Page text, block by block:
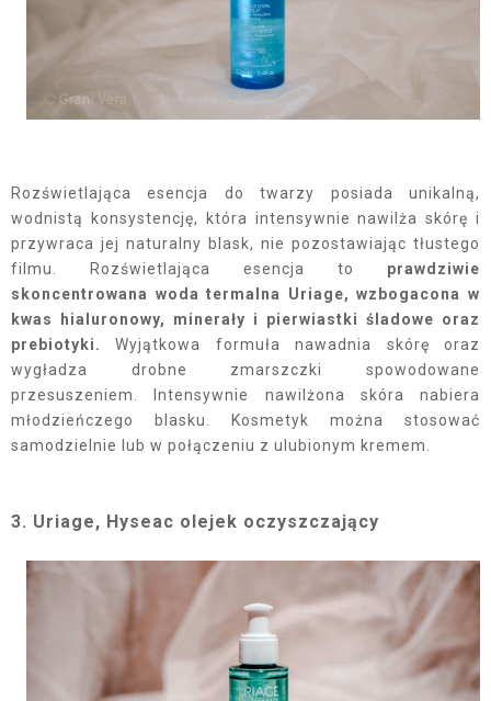
Rozświetlająca esencja do twarzy posiada unikalną,
wodnistą konsystencję, która intensywnie nawilża skórę i
przywraca jej naturalny blask, nie pozostawiając tłustego
filmu. Rozświetlająca esencja to prawdziwie
skoncentrowana woda termalna Uriage, wzbogacona w
kwas hialuronowy, minerały i pierwiastki śladowe oraz
prebiotyki.
Wyjątkowa formuła nawadnia skórę oraz
wygładza drobne zmarszczki spowodowane
przesuszeniem. Intensywnie nawilżona skóra nabiera
młodzieńczego blasku. Kosmetyk można stosować
samodzielnie lub w połączeniu z ulubionym kremem.
3. Uriage, Hyseac olejek oczyszczający